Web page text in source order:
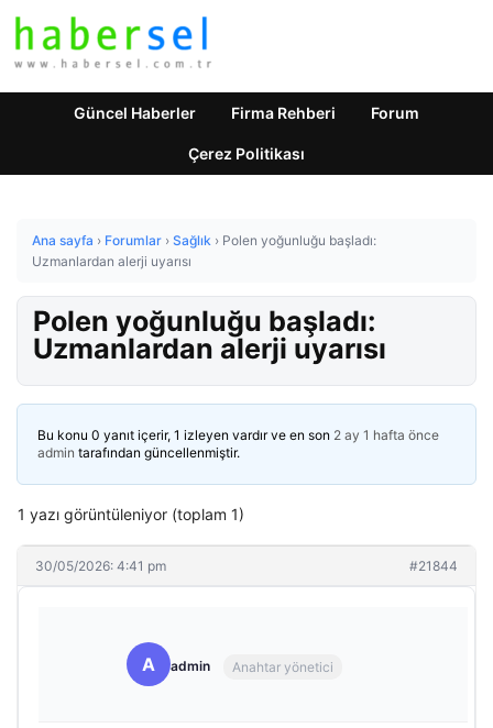
Güncel Haberler Firma Rehberi Forum
Çerez Politikası
Ana sayfa › Forumlar › Sağlık › Polen yoğunluğu başladı:
Uzmanlardan alerji uyarısı
Polen yoğunluğu başladı:
Uzmanlardan alerji uyarısı
Bu konu 0 yanıt içerir, 1 izleyen vardır ve en son 2 ay 1 hafta önce
admin tarafından güncellenmiştir.
1 yazı görüntüleniyor (toplam 1)
30/05/2026: 4:41 pm #21844
A admin Anahtar yönetici